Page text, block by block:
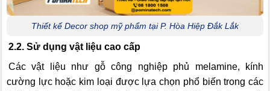
Thiết kế Decor shop mỹ phẩm tại P. Hòa Hiệp Đắk Lắk
2.2. Sử dụng vật liệu cao cấp
Các vật liệu như gỗ công nghiệp phủ melamine, kính
cường lực hoặc kim loại được lựa chọn phổ biến trong các